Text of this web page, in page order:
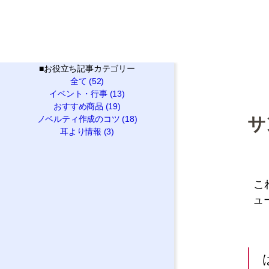
■お役立ち記事カテゴリー
全て (52)
イベント・行事 (13)
おすすめ商品 (19)
ノベルティ作成のコツ (18)
耳より情報 (3)
こ
ュ